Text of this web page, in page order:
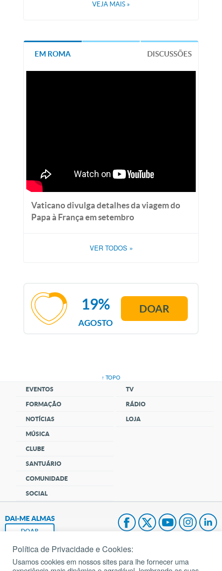
VEJA MAIS »
EM ROMA DISCUSSÕES
Vaticano divulga detalhes da viagem do
Papa à França em setembro
VER TODOS »
AGOSTO
19% DOAR
↑ TOPO
EVENTOS
FORMAÇÃO
NOTÍCIAS
MÚSICA
CLUBE
SANTUÁRIO
COMUNIDADE
SOCIAL
TV
RÁDIO
LOJA
DAI-ME ALMAS
DOAR
Fundação João Paulo II
Política de Privacidade e Cookies:
Usamos cookies em nossos sites para lhe fornecer uma